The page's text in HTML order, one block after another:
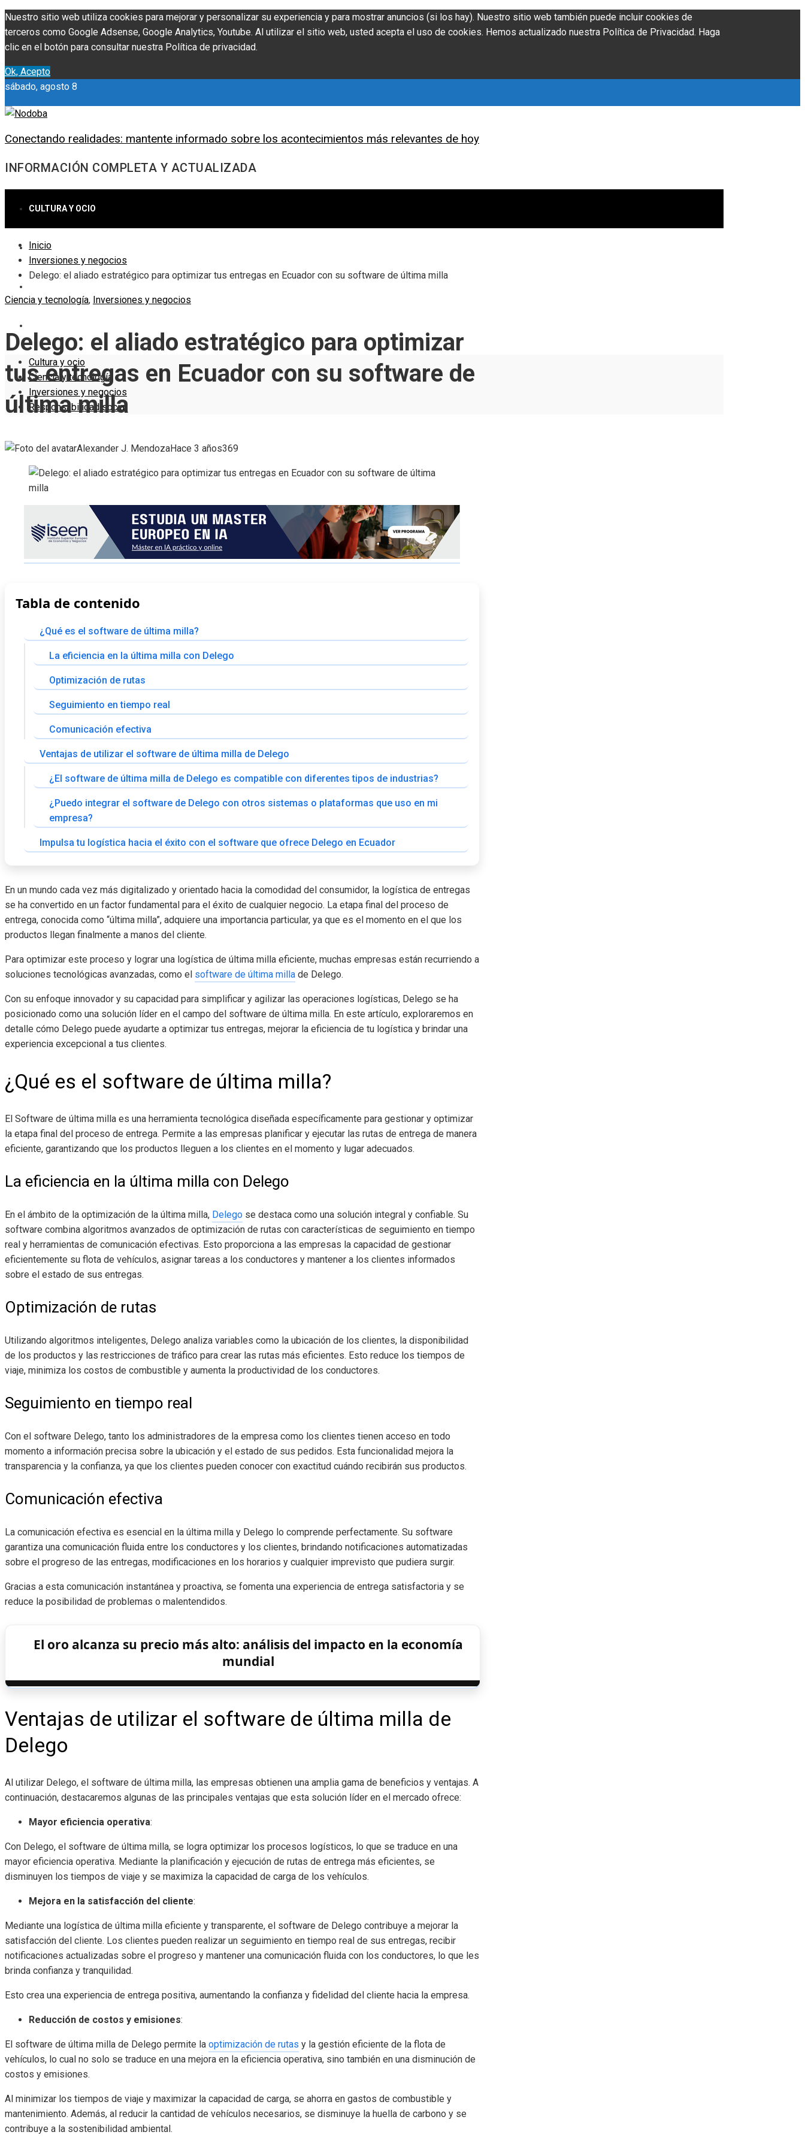
Nuestro sitio web utiliza cookies para mejorar y personalizar su experiencia y para mostrar anuncios (si los hay). Nuestro sitio web también puede incluir cookies de
terceros como Google Adsense, Google Analytics, Youtube. Al utilizar el sitio web, usted acepta el uso de cookies. Hemos actualizado nuestra Política de Privacidad. Haga
clic en el botón para consultar nuestra Política de privacidad.
Ok, Acepto
sábado, agosto 8
Conectando realidades: mantente informado sobre los acontecimientos más relevantes de hoy
INFORMACIÓN COMPLETA Y ACTUALIZADA
CULTURA Y OCIO
CIENCIA Y TECNOLOGÍA
Cultura y ocio
Ciencia y tecnología
Inversiones y negocios
Responsabilidad social
Inicio
Inversiones y negocios
Delego: el aliado estratégico para optimizar tus entregas en Ecuador con su software de última milla
Ciencia y tecnología, Inversiones y negocios
Delego: el aliado estratégico para optimizar
tus entregas en Ecuador con su software de
última milla
Alexander J. MendozaHace 3 años369
Tabla de contenido
¿Qué es el software de última milla?
La eficiencia en la última milla con Delego
Optimización de rutas
Seguimiento en tiempo real
Comunicación efectiva
Ventajas de utilizar el software de última milla de Delego
¿El software de última milla de Delego es compatible con diferentes tipos de industrias?
¿Puedo integrar el software de Delego con otros sistemas o plataformas que uso en mi
empresa?
Impulsa tu logística hacia el éxito con el software que ofrece Delego en Ecuador
En un mundo cada vez más digitalizado y orientado hacia la comodidad del consumidor, la logística de entregas
se ha convertido en un factor fundamental para el éxito de cualquier negocio. La etapa final del proceso de
entrega, conocida como “última milla”, adquiere una importancia particular, ya que es el momento en el que los
productos llegan finalmente a manos del cliente.
Para optimizar este proceso y lograr una logística de última milla eficiente, muchas empresas están recurriendo a
soluciones tecnológicas avanzadas, como el software de última milla de Delego.
Con su enfoque innovador y su capacidad para simplificar y agilizar las operaciones logísticas, Delego se ha
posicionado como una solución líder en el campo del software de última milla. En este artículo, exploraremos en
detalle cómo Delego puede ayudarte a optimizar tus entregas, mejorar la eficiencia de tu logística y brindar una
experiencia excepcional a tus clientes.
¿Qué es el software de última milla?
El Software de última milla es una herramienta tecnológica diseñada específicamente para gestionar y optimizar
la etapa final del proceso de entrega. Permite a las empresas planificar y ejecutar las rutas de entrega de manera
eficiente, garantizando que los productos lleguen a los clientes en el momento y lugar adecuados.
La eficiencia en la última milla con Delego
En el ámbito de la optimización de la última milla, Delego se destaca como una solución integral y confiable. Su
software combina algoritmos avanzados de optimización de rutas con características de seguimiento en tiempo
real y herramientas de comunicación efectivas. Esto proporciona a las empresas la capacidad de gestionar
eficientemente su flota de vehículos, asignar tareas a los conductores y mantener a los clientes informados
sobre el estado de sus entregas.
Optimización de rutas
Utilizando algoritmos inteligentes, Delego analiza variables como la ubicación de los clientes, la disponibilidad
de los productos y las restricciones de tráfico para crear las rutas más eficientes. Esto reduce los tiempos de
viaje, minimiza los costos de combustible y aumenta la productividad de los conductores.
Seguimiento en tiempo real
Con el software Delego, tanto los administradores de la empresa como los clientes tienen acceso en todo
momento a información precisa sobre la ubicación y el estado de sus pedidos. Esta funcionalidad mejora la
transparencia y la confianza, ya que los clientes pueden conocer con exactitud cuándo recibirán sus productos.
Comunicación efectiva
La comunicación efectiva es esencial en la última milla y Delego lo comprende perfectamente. Su software
garantiza una comunicación fluida entre los conductores y los clientes, brindando notificaciones automatizadas
sobre el progreso de las entregas, modificaciones en los horarios y cualquier imprevisto que pudiera surgir.
Gracias a esta comunicación instantánea y proactiva, se fomenta una experiencia de entrega satisfactoria y se
reduce la posibilidad de problemas o malentendidos.
El oro alcanza su precio más alto: análisis del impacto en la economía
mundial
Ventajas de utilizar el software de última milla de
Delego
Al utilizar Delego, el software de última milla, las empresas obtienen una amplia gama de beneficios y ventajas. A
continuación, destacaremos algunas de las principales ventajas que esta solución líder en el mercado ofrece:
Mayor eficiencia operativa:
Con Delego, el software de última milla, se logra optimizar los procesos logísticos, lo que se traduce en una
mayor eficiencia operativa. Mediante la planificación y ejecución de rutas de entrega más eficientes, se
disminuyen los tiempos de viaje y se maximiza la capacidad de carga de los vehículos.
Mejora en la satisfacción del cliente:
Mediante una logística de última milla eficiente y transparente, el software de Delego contribuye a mejorar la
satisfacción del cliente. Los clientes pueden realizar un seguimiento en tiempo real de sus entregas, recibir
notificaciones actualizadas sobre el progreso y mantener una comunicación fluida con los conductores, lo que les
brinda confianza y tranquilidad.
Esto crea una experiencia de entrega positiva, aumentando la confianza y fidelidad del cliente hacia la empresa.
Reducción de costos y emisiones:
El software de última milla de Delego permite la optimización de rutas y la gestión eficiente de la flota de
vehículos, lo cual no solo se traduce en una mejora en la eficiencia operativa, sino también en una disminución de
costos y emisiones.
Al minimizar los tiempos de viaje y maximizar la capacidad de carga, se ahorra en gastos de combustible y
mantenimiento. Además, al reducir la cantidad de vehículos necesarios, se disminuye la huella de carbono y se
contribuye a la sostenibilidad ambiental.